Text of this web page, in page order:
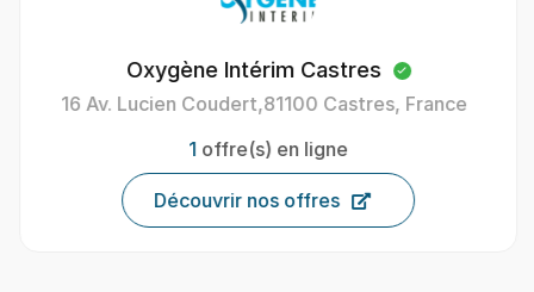
Oxygène Intérim Castres
16 Av. Lucien Coudert,81100 Castres, France
1offre(s) en ligne
Découvrir nos offres